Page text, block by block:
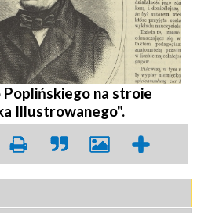
na stroie
Illustrowanego".